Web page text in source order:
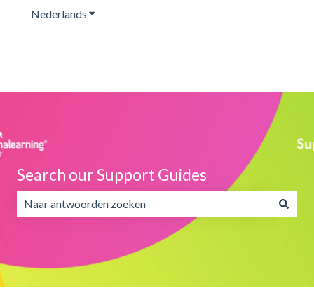
Nederlands Submenu tonen voor vertalingen
Search our Support Guides
Er zijn geen suggesties want het zoekveld is leeg.